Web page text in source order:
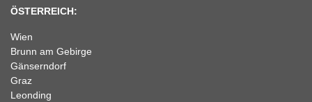
ÖSTERREICH:
Wien
Brunn am Gebirge
Gänserndorf
Graz
Leonding